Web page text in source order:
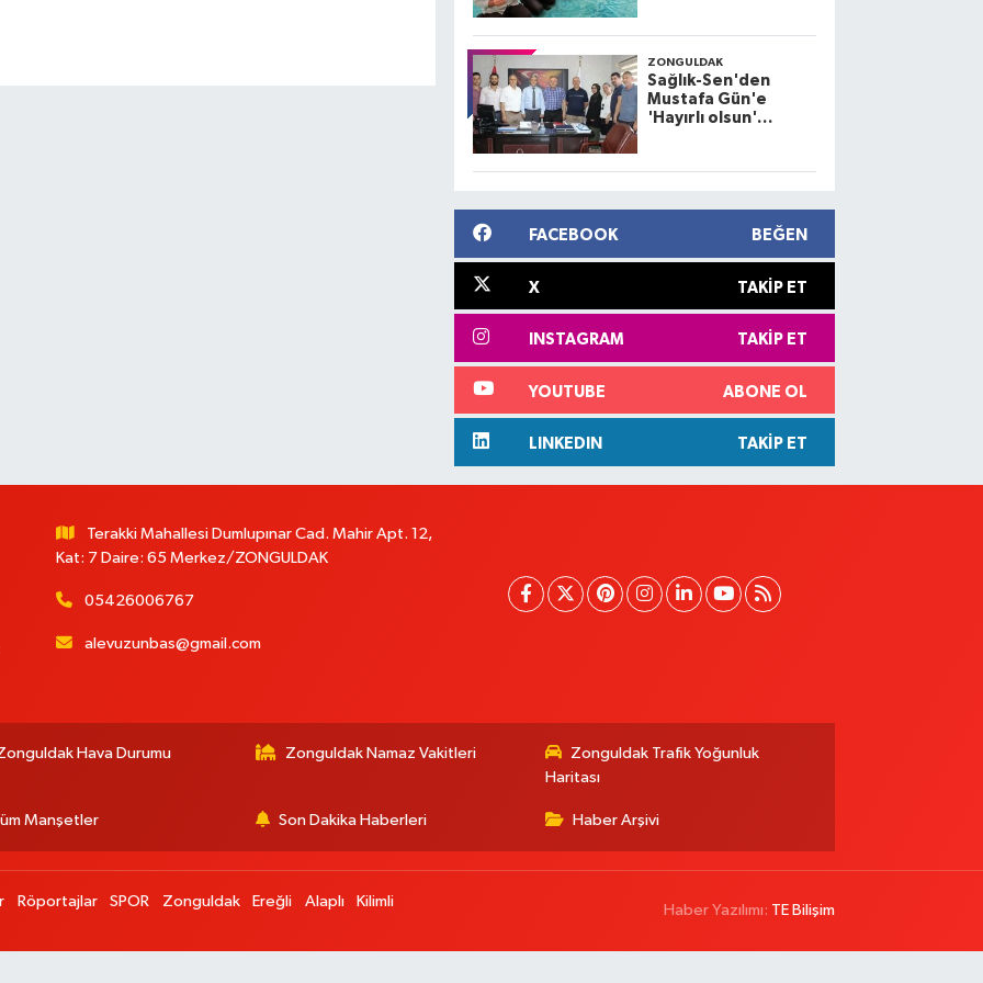
ZONGULDAK
Sağlık-Sen'den
Mustafa Gün'e
'Hayırlı olsun'
FACEBOOK BEĞEN
X TAKIP ET
INSTAGRAM TAKIP ET
YOUTUBE ABONE OL
LINKEDIN TAKIP ET
Terakki Mahallesi Dumlupınar Cad. Mahir Apt. 12,
Kat: 7 Daire: 65 Merkez/ZONGULDAK
05426006767
alevuzunbas@gmail.com
Hava Durumu Zonguldak Namaz Vakitleri
Zonguldak Trafik Yoğunluk
Haritası
Manşetler Son Dakika Haberleri Haber Arşivi
Röportajlar SPOR Zonguldak Ereğli Alaplı Kilimli
Haber Yazılımı: TE Bilişim